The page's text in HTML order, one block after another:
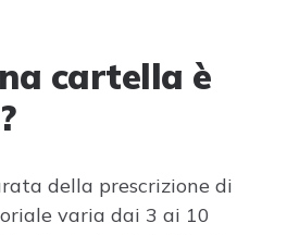
cartella è
della prescrizione di
varia dai 3 ai 10